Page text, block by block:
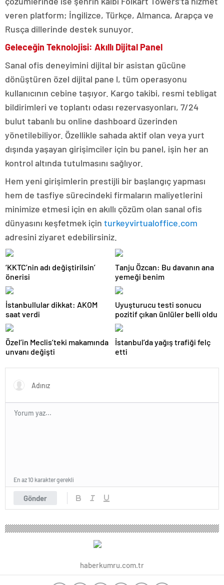
veren platform; İngilizce, Türkçe, Almanca, Arapça ve
Rusça dillerinde destek sunuyor.
Geleceğin Teknolojisi: Akıllı Dijital Panel
Sanal ofis deneyimini dijital bir asistan gücüne
dönüştüren özel dijital pane l, tüm operasyonu
kullanıcının cebine taşıyor. Kargo takibi, resmi tebligat
bildirimleri ve toplantı odası rezervasyonları, 7/24
bulut tabanlı bu online dashboard üzerinden
yönetilebiliyor. Özellikle sahada aktif olan veya yurt
dışında yaşayan girişimciler için bu panel, işin her an
kontrol altında tutulmasını sağlıyor.
Hem yeni girişimlerin prestijli bir başlangıç yapması
hem de tasfiye sürecindeki firmaların maliyetlerini
minimize etmesi için en akıllı çözüm olan sanal ofis
dünyasını keşfetmek için turkeyvirtualoffice.com
adresini ziyaret edebilirsiniz.
‘KKTC’nin adı değiştirilsin’
önerisi
Tanju Özcan: Bu davanın ana
yemeği benim
İstanbullular dikkat: AKOM
saat verdi
Uyuşturucu testi sonucu
pozitif çıkan ünlüler belli oldu
Özel’in Meclis’teki makamında
unvanı değişti
İstanbul’da yağış trafiği felç
etti
Gönder
En az 10 karakter gerekli
haberkumru.com.tr